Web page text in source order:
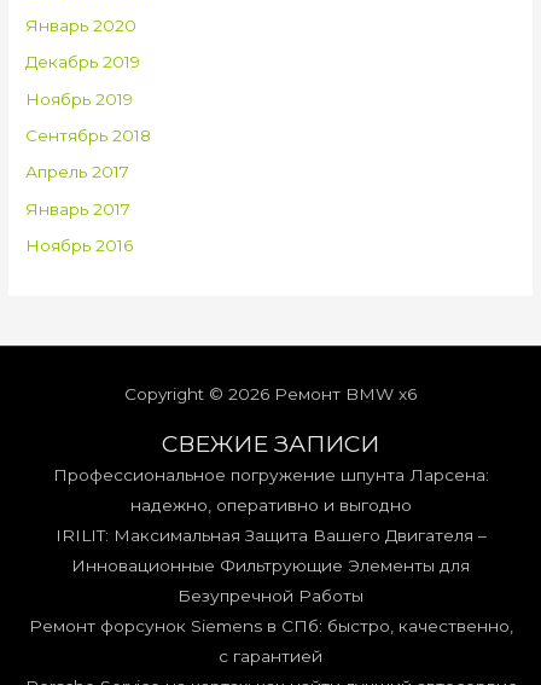
Январь 2020
Декабрь 2019
Ноябрь 2019
Сентябрь 2018
Апрель 2017
Январь 2017
Ноябрь 2016
Copyright © 2026 Ремонт BMW x6
СВЕЖИЕ ЗАПИСИ
Профессиональное погружение шпунта Ларсена:
надежно, оперативно и выгодно
IRILIT: Максимальная Защита Вашего Двигателя –
Инновационные Фильтрующие Элементы для
Безупречной Работы
Ремонт форсунок Siemens в СПб: быстро, качественно,
с гарантией